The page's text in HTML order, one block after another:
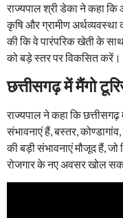
राज्यपाल श्री डेका ने कहा
कृषि और ग्रामीण अर्थव्यवस्था
की कि वे पारंपरिक खेती के
को बड़े स्तर पर विकसित करें।
छत्तीसगढ़ में मैंगो
राज्यपाल ने कहा कि
संभावनाएं हैं, बस्तर,
की बड़ी संभावनाएं मौजूद हैं,
रोजगार के नए अवसर खोल